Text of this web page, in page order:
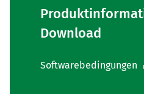
Download
Softwarebedingungen